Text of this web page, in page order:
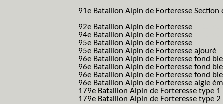
91e Bataillon Alpin de Forteresse
92e Bataillon Alpin de Forteresse
94e Bataillon Alpin de Forteresse
95e Bataillon Alpin de Forteresse
95e Bataillon Alpin de Forteresse ajouré
96e Bataillon Alpin de Forteresse fond
96e Bataillon Alpin de Forteresse fond
96e Bataillon Alpin de Forteresse fond
96e Bataillon Alpin de Forteresse aigle
179e Bataillon Alpin de Forteresse type 1
179e Bataillon Alpin de Forteresse type